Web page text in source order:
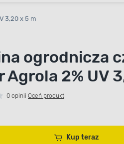
3,20 x 5 m
ogrodnicza
Agrola 2% UV
0 opinii Oceń produkt
Kup teraz